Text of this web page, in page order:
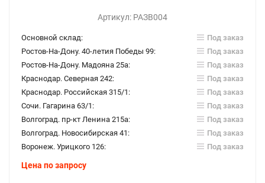
Артикул: РАЗВ004
Основной склад:
Под заказ
Ростов-На-Дону. 40-летия Победы 99:
Под заказ
Ростов-На-Дону. Мадояна 25а:
Под заказ
Краснодар. Северная 242:
Под заказ
Краснодар. Российская 315/1:
Под заказ
Сочи. Гагарина 63/1:
Под заказ
Волгоград. пр-кт Ленина 215а:
Под заказ
Волгоград. Новосибирская 41:
Под заказ
Воронеж. Урицкого 126:
Под заказ
Цена по запросу